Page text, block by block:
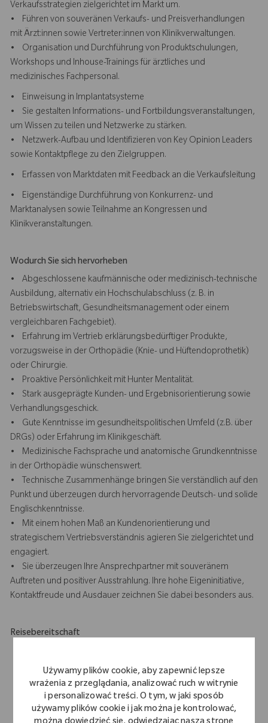
Używamy plików cookie, aby zapewnić lepsze
wrażenia z przeglądania, analizować ruch w witrynie
i personalizować treści. O tym, w jaki sposób
używamy plików cookie i jak można je kontrolować,
Verkaufsstrategien zielgerichtet im Markt um.
• Führen von souveränen Verkaufs- und Preisverhandlungen
mit Ärzt:innen sowie Vertreter:innen von Klinikverwaltungen.
• Organisation und Durchführung von Produktschulungen,
Workshops und Inhouse-Trainings für ärztliches und
medizinisches Fachpersonal.
• Einweisung in Implantatsysteme
• Sie gestalten Informations- und Fortbildungsveranstaltungen,
um Wissen zu teilen und Netzwerke zu stärken.
• Netzwerk-Aufbau und Identifizieren von Key Opinion Leaders
sowie Kontaktpflege zu den Zielgruppen.
• Erfassen von Marktdaten mit Feedback an die Verkaufsleitung
• Eigenständige Durchführung von Konkurrenz- und
Marktanalysen sowie Teilnahme an Kongressen und
Klinikveranstaltungen.
Wodurch Sie sich hervorheben
• Abgeschlossene kaufmännische oder medizinisch-technische
Ausbildung, alternativ ein Hochschulabschluss (z. B. in
Betriebswirtschaft, Gesundheitsmanagement oder einem
vergleichbaren Fachgebiet).
• Erfahrung im Vertrieb erklärungsbedürftiger Produkte,
vorzugsweise in der Orthopädie (Knie- und Hüftendoprothetik)
oder Chirurgie.
• Proaktive Persönlichkeit mit Hunter Mentalität.
• Stark ausgeprägte Kunden- und Ergebnisorientierung sowie
Verhandlungsgeschick.
• Gute Kenntnisse im gesundheitspolitischen Umfeld (z.B. über
DRGs) oder Erfahrung im Klinikgeschäft.
• Medizinische Fachsprache und anatomische Grundkenntnisse
in der Orthopädie wünschenswert.
• Technische Zusammenhänge bringen Sie verständlich auf den
Punkt und überzeugen durch hervorragende Deutsch- und solide
Englischkenntnisse.
• Mit einem hohen Maß an Kundenorientierung und
strategischem Vertriebsverständnis agieren Sie zielgerichtet und
engagiert.
• Sie überzeugen Ihre Ansprechpartner mit souveränem
Auftreten und positiver Ausstrahlung. Ihre hohe Eigeninitiative,
Kontaktfreude und Ausdauer zeichnen Sie dabei besonders aus.
Reisebereitschaft
Würzburg, Jena, Kassel).
Flexibilität und Eigeninitiative für eine optimale
Kundenbetreuung vor Ort.